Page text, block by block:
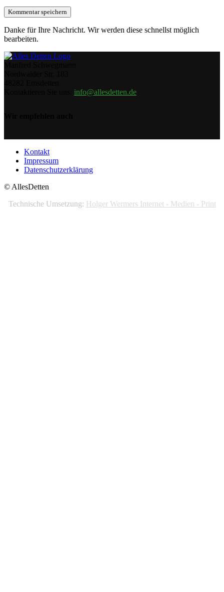
Danke für Ihre Nachricht. Wir werden diese schnellst möglich
bearbeiten.
info@allesdetten.de
Kontakt
Impressum
Datenschutzerklärung
© AllesDetten
Technische Umsetzung: Holger Wermers Internet - Medien - Print